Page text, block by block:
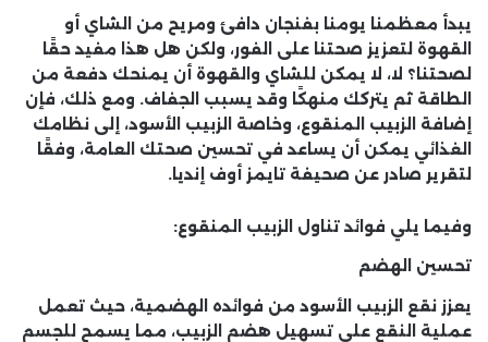
يبدأ معظمنا يومنا بفنجان دافئ ومريح من الشاي أو
القهوة لتعزيز صحتنا على الفور، ولكن هل هذا مفيد حقًا
لصحتنا؟ لا، لا يمكن للشاي والقهوة أن يمنحك دفعة من
الطاقة ثم يتركك منهكًا وقد يسبب الجفاف. ومع ذلك، فإن
إضافة الزبيب المنقوع، وخاصة الزبيب الأسود، إلى نظامك
الغذائي يمكن أن يساعد في تحسين صحتك العامة، وفقًا
لتقرير صادر عن صحيفة تايمز أوف إنديا.
وفيما يلي فوائد تناول الزبيب المنقوع:
تحسين الهضم
يعزز نقع الزبيب الأسود من فوائده الهضمية، حيث تعمل
عملية النقع على تسهيل هضم الزبيب، مما يسمح للجسم